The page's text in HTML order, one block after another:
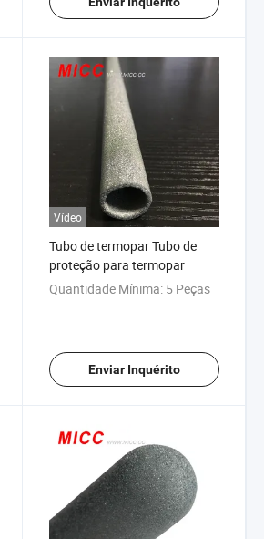
Vídeo
Tubo de termopar Tubo de
proteção para termopar
Quantidade Mínima: 5 Peças
Enviar Inquérito